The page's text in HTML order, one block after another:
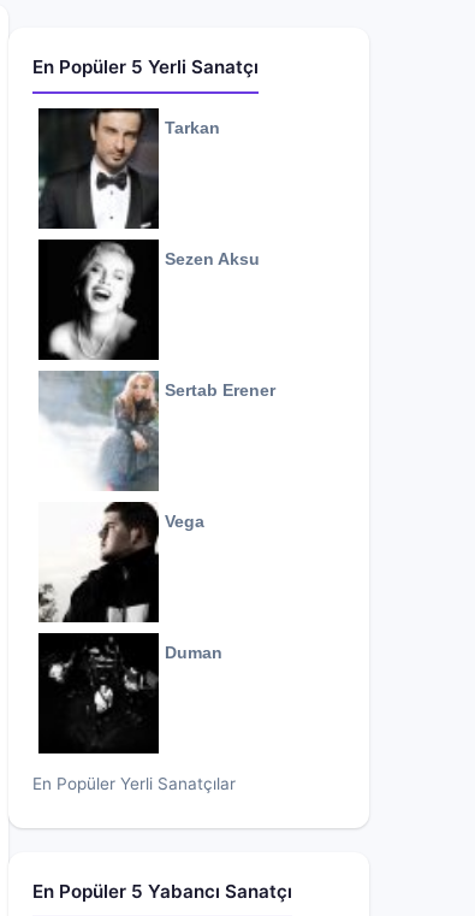
En Popüler 5 Yerli Sanatçı
Tarkan
Sezen Aksu
Sertab Erener
Vega
Duman
En Popüler Yerli Sanatçılar
En Popüler 5 Yabancı Sanatçı